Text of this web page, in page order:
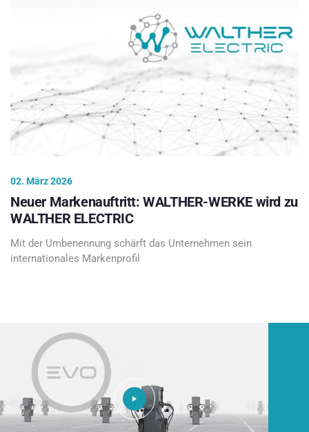
02. März 2026
Neuer Markenauftritt: WALTHER-WERKE wird zu
WALTHER ELECTRIC
Mit der Umbenennung schärft das Unternehmen sein
internationales Markenprofil